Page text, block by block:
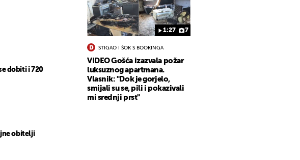
dobiti i 720
obitelji
1:27 7
STIGAO I ŠOK S BOOKINGA
VIDEO Gošća izazvala požar
luksuznog apartmana.
Vlasnik: "Dok je gorjelo,
smijali su se, pili i pokazivali
mi srednji prst"